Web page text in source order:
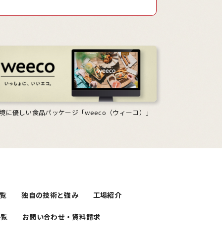
に優しい食品パッケージ「weeco（ウィーコ）」
独自の技術と強み 工場紹介
お問い合わせ・資料請求